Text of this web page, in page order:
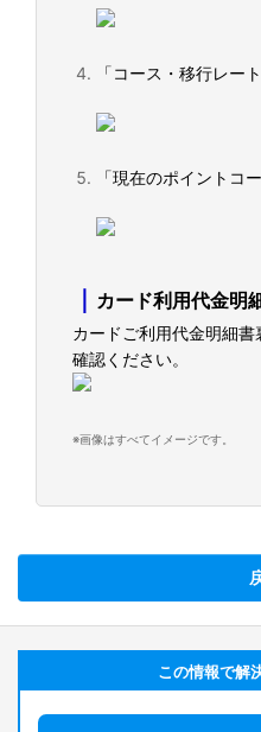
「コース・移行レー
「現在のポイントコ
｜ カード利用代金明
カードご利用代金明細
確認ください。
※画像はすべてイメージです。
この情報で解